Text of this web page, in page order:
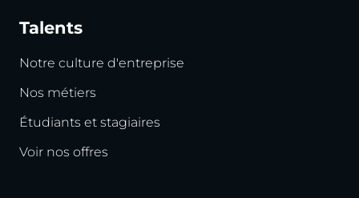
Talents
Notre culture d'entreprise
Nos métiers
Étudiants et stagiaires
Voir nos offres